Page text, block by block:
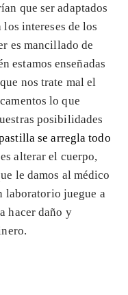
que ser adaptados
intereses de los
es mancillado de
estamos enseñadas
nos trate mal el
lo que
posibilidades
se arregla todo
alterar el cuerpo,
le damos al médico
laboratorio juegue a
hacer daño y